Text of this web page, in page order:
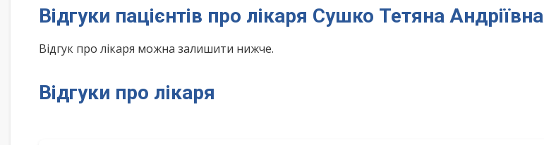
Відгуки пацієнтів про лікаря Сушко Тетяна Андріївна
Відгук про лікаря можна залишити нижче.
Відгуки про лікаря